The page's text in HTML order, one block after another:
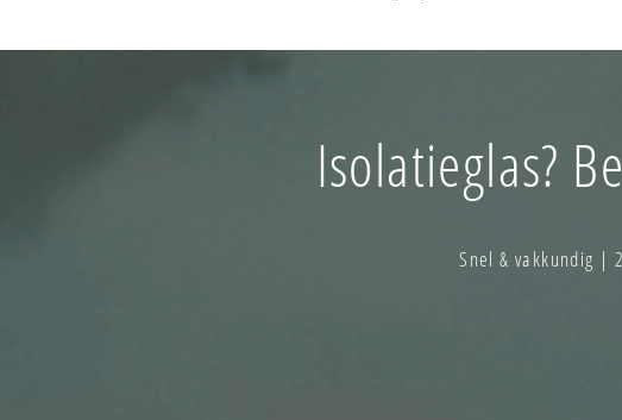
Isolatieglas?
Snel & vakkundig |